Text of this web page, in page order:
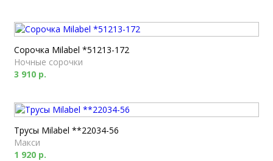
Сорочка Milabel *51213-172
Ночные сорочки
3 910 р.
Трусы Milabel **22034-56
Макси
1 920 р.